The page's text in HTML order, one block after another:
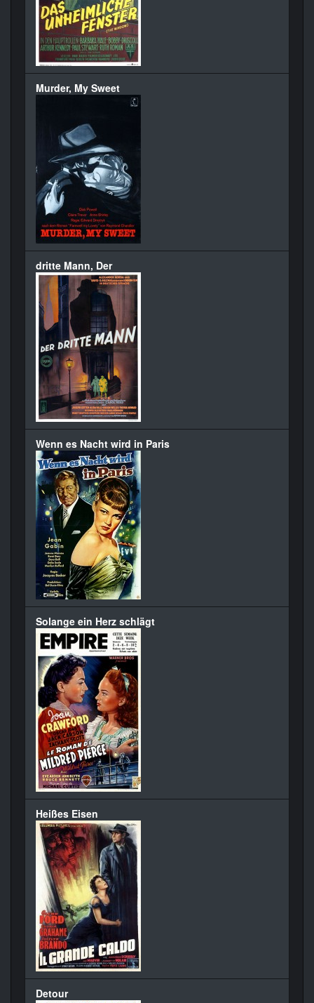
Murder, My Sweet
dritte Mann, Der
Wenn es Nacht wird in Paris
Solange ein Herz schlägt
Heißes Eisen
Detour